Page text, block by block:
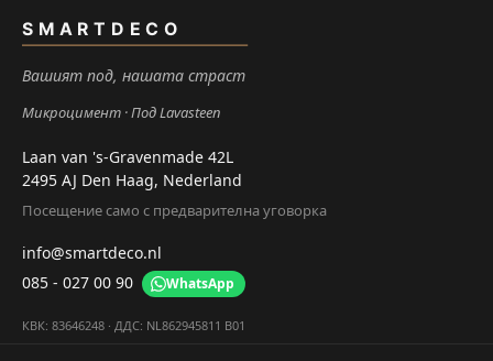
SMARTDECO
Вашият под, нашата страст
Микроцимент Под Lavasteen
Laan van 's-Gravenmade 42L
2495 AJ Den Haag, Nederland
Посещение само с предварителна уговорка
info@smartdeco.nl
085 - 027 00 90
WhatsApp
КВК: 83646248 · ДДС: NL862945811 B01